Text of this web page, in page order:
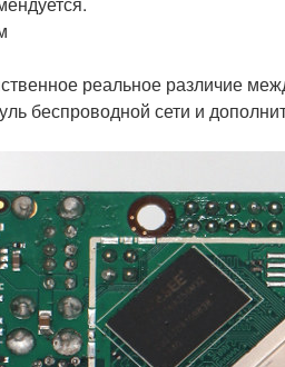
реальное различие
беспроводной сети и